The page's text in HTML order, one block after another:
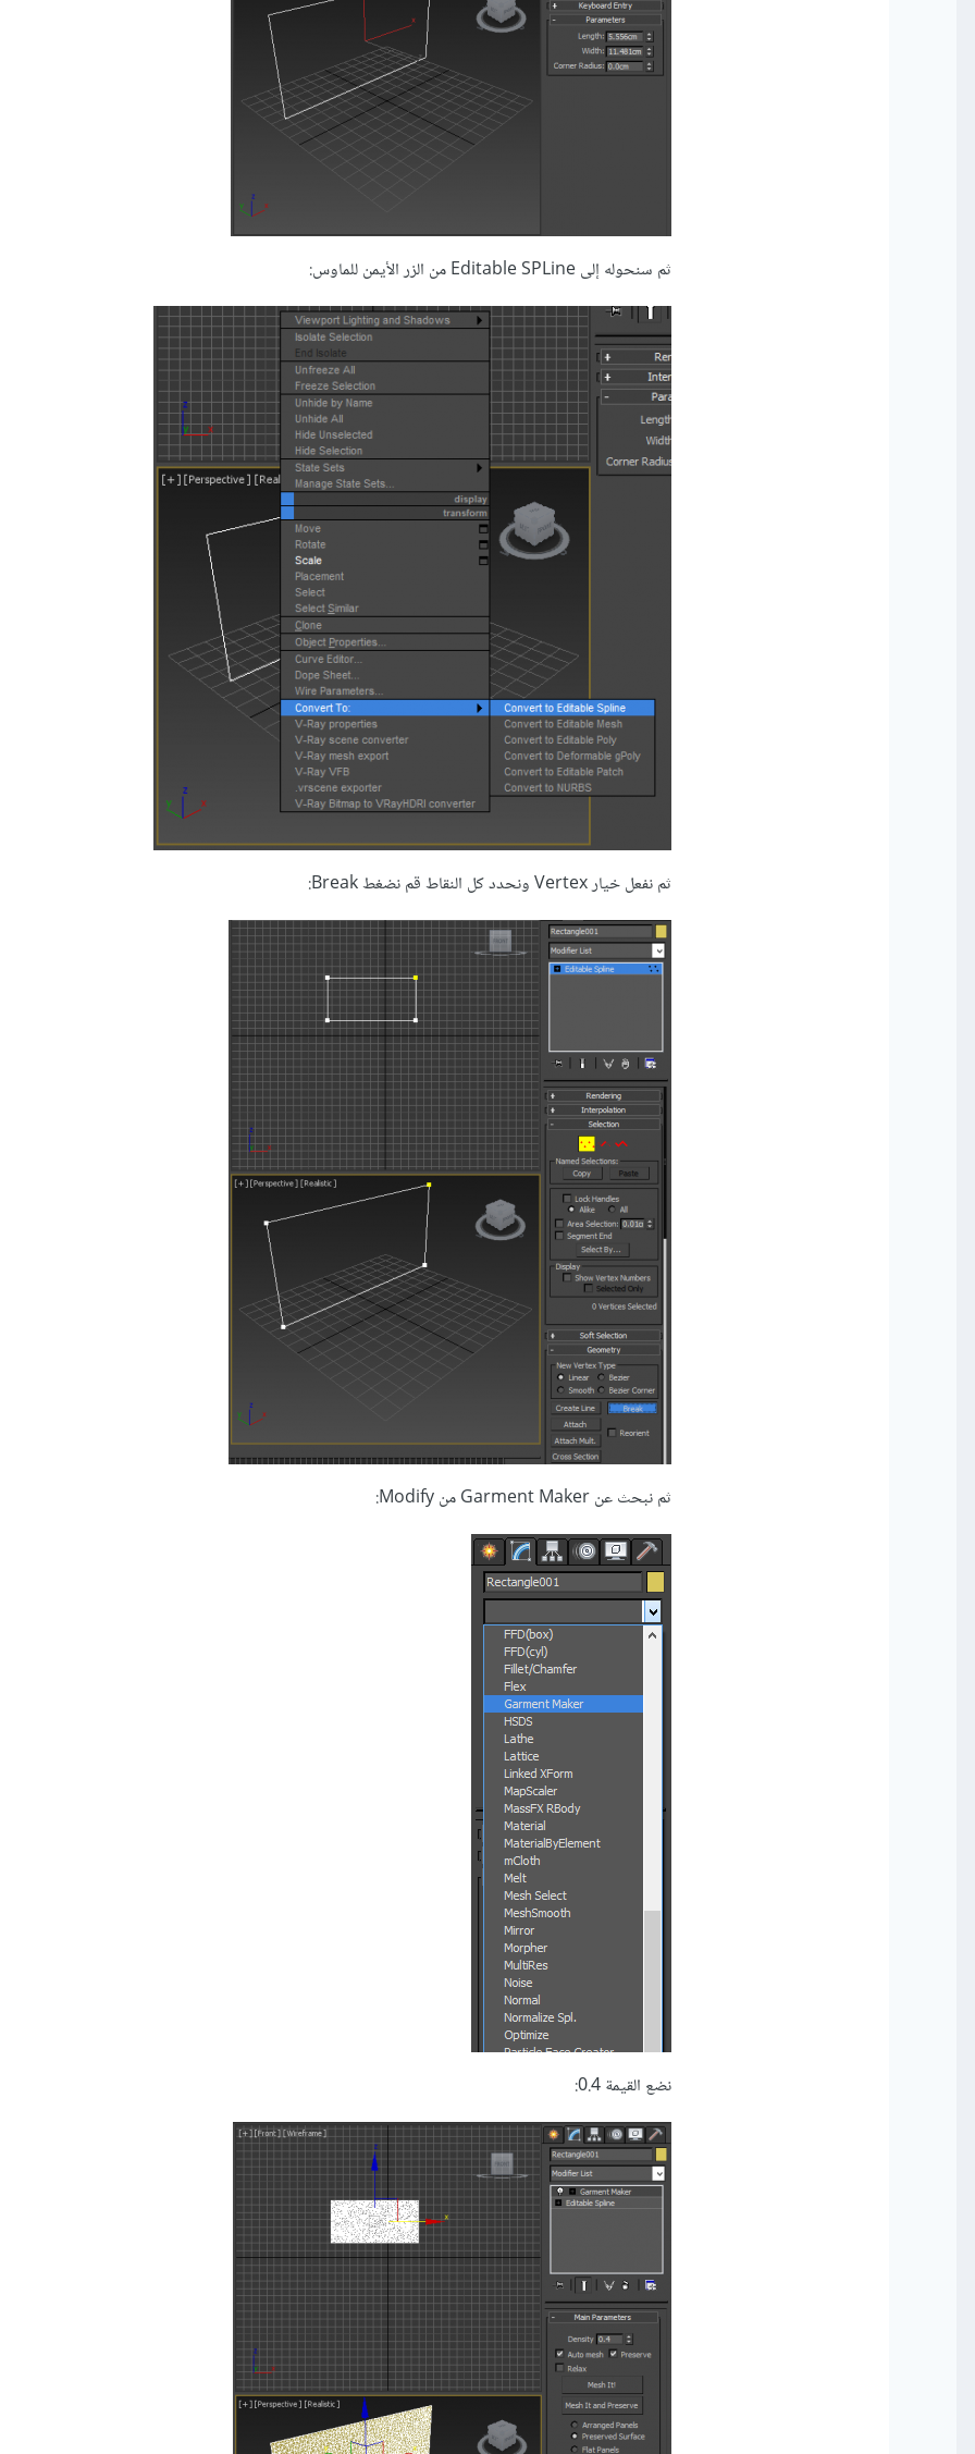
ثم سنحوله إلى Editable SPLine من الزر الأيمن للماوس:
ثم نفعل خيار Vertex ونحدد كل النقاط قم نضغط Break:
ثم نبحث عن Garment Maker من Modify:
نضع القيمة 0.4: